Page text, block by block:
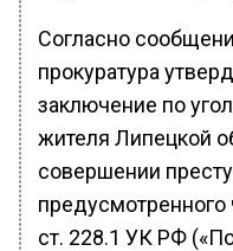
Согласно
прокуратура
заключение по
жителя Липецкой
совершении
предусмотренного
ст. 228.1 УК РФ